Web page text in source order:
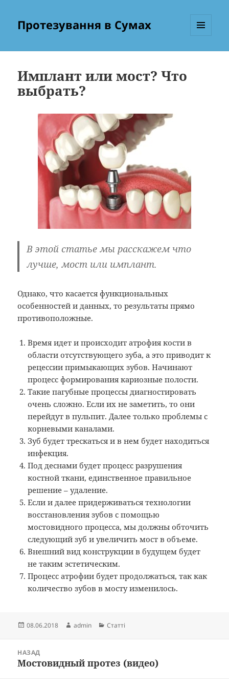
Протезування в Сумах
Имплант или мост? Что
выбрать?
В этой статье мы расскажем что
лучше, мост или имплант.
Однако, что касается функциональных
особенностей и данных, то результаты прямо
противоположные.
Время идет и происходит атрофия кости в
области отсутствующего зуба, а это приводит к
рецессии примыкающих зубов. Начинают
процесс формирования кариозные полости.
Такие пагубные процессы диагностировать
очень сложно. Если их не заметить, то они
перейдут в пульпит. Далее только проблемы с
корневыми каналами.
Зуб будет трескаться и в нем будет находиться
инфекция.
Под деснами будет процесс разрушения
костной ткани, единственное правильное
решение – удаление.
Если и далее придерживаться технологии
восстановления зубов с помощью
мостовидного процесса, мы должны обточить
следующий зуб и увеличить мост в объеме.
Внешний вид конструкции в будущем будет
не таким эстетическим.
Процесс атрофии будет продолжаться, так как
количество зубов в мосту изменилось.
Опубліковано
08.06.2018 Автор
admin Категорії
Статті
записівНАЗАД
Попередній
Мостовидный протез (видео)